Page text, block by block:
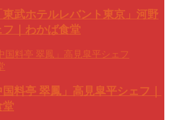
武ホテルレバント東京」河野
フ｜わかば食堂
料亭 翠鳳」高見皐平シェフ｜
堂